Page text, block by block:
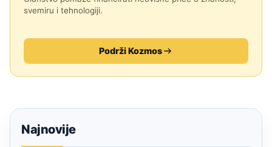
svemiru i tehnologiji.
Podrži Kozmos
Najnovije